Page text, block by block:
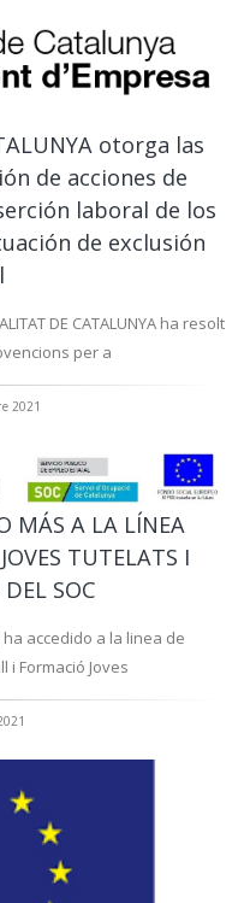
otorga las
de acciones de
laboral de los
de exclusión
DE CATALUNYA ha resolt
per a
2021
MÁS A LA LÍNEA
TUTELATS I
SOC
ha accedido a la linea de
i Formació Joves